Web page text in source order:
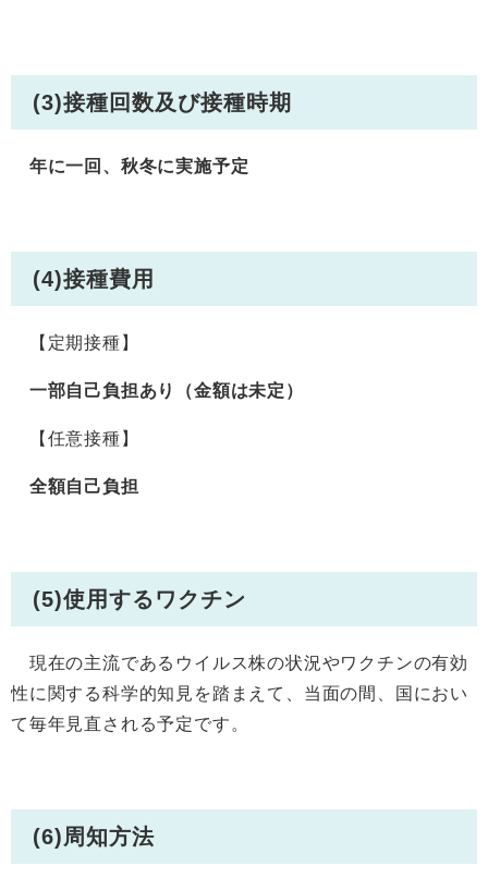
(3)接種回数及び接種時期
年に一回、秋冬に実施予定
(4)接種費用
【定期接種】
一部自己負担あり（金額は未定）
【任意接種】
全額自己負担
(5)使用するワクチン
現在の主流であるウイルス株の状況やワクチンの有効
性に関する科学的知見を踏まえて、当面の間、国におい
て毎年見直される予定です。
(6)周知方法